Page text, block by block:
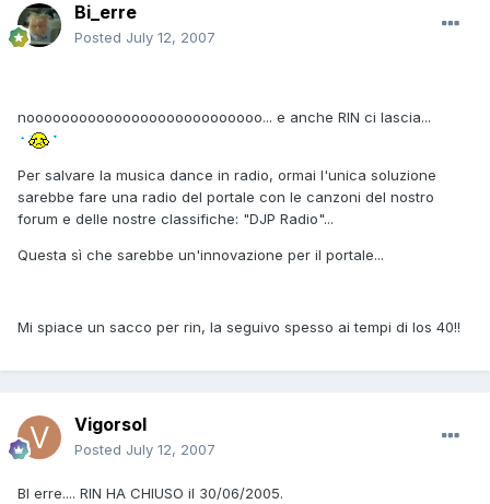
Bi_erre
Posted July 12, 2007
nooooooooooooooooooooooooooo... e anche RIN ci lascia...
Per salvare la musica dance in radio, ormai l'unica soluzione
sarebbe fare una radio del portale con le canzoni del nostro
forum e delle nostre classifiche: "DJP Radio"...
Questa sì che sarebbe un'innovazione per il portale...
Mi spiace un sacco per rin, la seguivo spesso ai tempi di los 40!!
Vigorsol
Posted July 12, 2007
BI erre.... RIN HA CHIUSO il 30/06/2005.